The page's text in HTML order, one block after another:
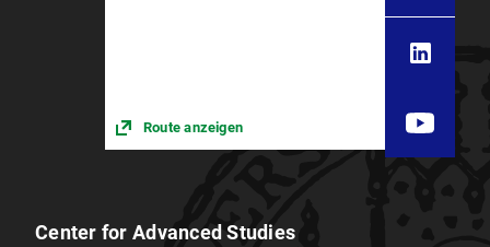
Route anzeigen
Center for Advanced Studies